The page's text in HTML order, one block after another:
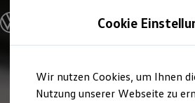
Hauptinhalt
springen
Footer
springen
Modelle und Konfigurator
Konfigurator
Modelle vergleichen
Elektroautos
ENERGY Sondermodelle
Cookie
Wir nutzen Cookies, um Ihnen
Nutzung unserer Webseite zu